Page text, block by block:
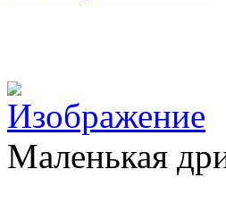
Маленькая